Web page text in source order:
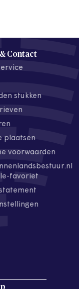
Contact
stukken
plaatsen
voorwaarden
favoriet